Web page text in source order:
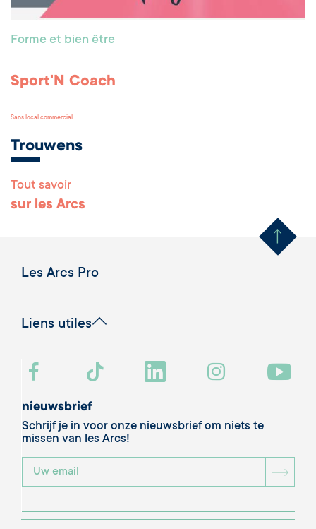
Forme et bien être
Sport'N Coach
Sans local commercial
Trouwens
Tout savoir
sur les Arcs Remonter
Les Arcs Pro
Liens utiles
nieuwsbrief
Schrijf je in voor onze nieuwsbrief om niets te
missen van les Arcs!